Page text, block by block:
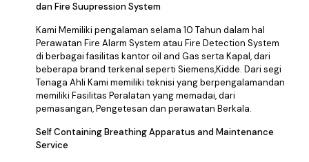
dan Fire Suupression System
Kami Memiliki pengalaman selama 10 Tahun dalam hal
Perawatan Fire Alarm System atau Fire Detection System
di berbagai fasilitas kantor oil and Gas serta Kapal, dari
beberapa brand terkenal seperti Siemens,Kidde. Dari segi
Tenaga Ahli Kami memiliki teknisi yang berpengalamandan
memiliki Fasilitas Peralatan yang memadai, dari
pemasangan, Pengetesan dan perawatan Berkala.
Self Containing Breathing Apparatus and Maintenance
Service